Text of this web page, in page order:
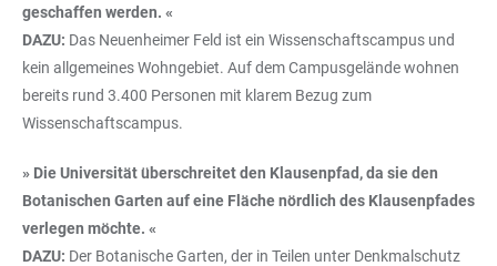
geschaffen werden. «
DAZU: Das Neuenheimer Feld ist ein Wissenschaftscampus und
kein allgemeines Wohngebiet. Auf dem Campusgelände wohnen
bereits rund 3.400 Personen mit klarem Bezug zum
Wissenschaftscampus.
» Die Universität überschreitet den Klausenpfad, da sie den
Botanischen Garten auf eine Fläche nördlich des Klausenpfades
verlegen möchte. «
DAZU: Der Botanische Garten, der in Teilen unter Denkmalschutz